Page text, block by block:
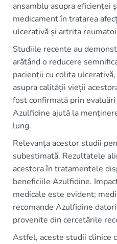
ansamblu asupra eficienței
medicament în tratarea
ulcerativă și artrita
Studiile recente au
arătând o reducere
pacienții cu colita
asupra calității vieții
fost confirmată prin
Azulfidine ajută la
lung.
Relevanța acestor studii
subestimată. Rezultatele
acestora în tratamentele
beneficiile Azulfidine.
medicale este evident;
recomande Azulfidine
provenite din cercetările
Astfel, aceste studii clinice